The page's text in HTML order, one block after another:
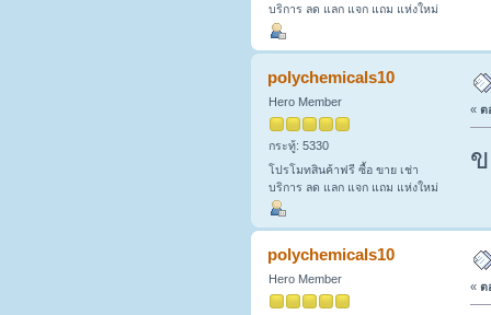
บริการ ลด แลก แจก แถม แห่งใหม่
polychemicals10
Hero Member
กระทู้: 5330
โปรโมทสินค้าฟรี ซื้อ ขาย เช่า
บริการ ลด แลก แจก แถม แห่งใหม่
« ต
polychemicals10
Hero Member
« ต